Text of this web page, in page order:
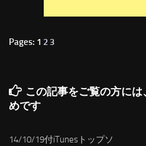
Pages: 1 2 3
この記事をご覧の方に
めです
14/10/19付iTunesトップソ